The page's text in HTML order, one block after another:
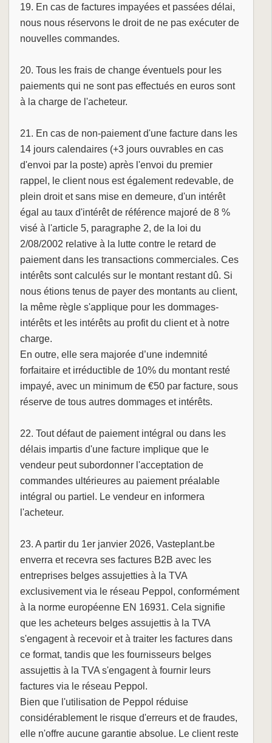
19. En cas de factures impayées et passées délai,
nous nous réservons le droit de ne pas exécuter de
nouvelles commandes.
20. Tous les frais de change éventuels pour les
paiements qui ne sont pas effectués en euros sont
à la charge de l'acheteur.
21. En cas de non-paiement d'une facture dans les
14 jours calendaires (+3 jours ouvrables en cas
d'envoi par la poste) après l'envoi du premier
rappel, le client nous est également redevable, de
plein droit et sans mise en demeure, d'un intérêt
égal au taux d'intérêt de référence majoré de 8 %
visé à l'article 5, paragraphe 2, de la loi du
2/08/2002 relative à la lutte contre le retard de
paiement dans les transactions commerciales. Ces
intérêts sont calculés sur le montant restant dû. Si
nous étions tenus de payer des montants au client,
la même règle s'applique pour les dommages-
intérêts et les intérêts au profit du client et à notre
charge.
En outre, elle sera majorée d’une indemnité
forfaitaire et irréductible de 10% du montant resté
impayé, avec un minimum de €50 par facture, sous
réserve de tous autres dommages et intérêts.
22. Tout défaut de paiement intégral ou dans les
délais impartis d'une facture implique que le
vendeur peut subordonner l'acceptation de
commandes ultérieures au paiement préalable
intégral ou partiel. Le vendeur en informera
l'acheteur.
23. A partir du 1er janvier 2026, Vasteplant.be
enverra et recevra ses factures B2B avec les
entreprises belges assujetties à la TVA
exclusivement via le réseau Peppol, conformément
à la norme européenne EN 16931. Cela signifie
que les acheteurs belges assujettis à la TVA
s'engagent à recevoir et à traiter les factures dans
ce format, tandis que les fournisseurs belges
assujettis à la TVA s'engagent à fournir leurs
factures via le réseau Peppol.
Bien que l'utilisation de Peppol réduise
considérablement le risque d'erreurs et de fraudes,
elle n'offre aucune garantie absolue. Le client reste